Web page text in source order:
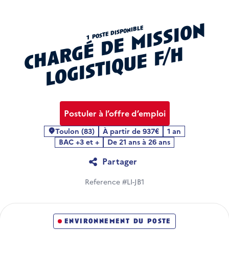
1 poste disponible
c
h
a
r
g
é
d
e
m
i
s
s
i
o
n
l
o
g
i
s
t
i
q
u
e
f
/
h
Postuler à l’offre d’emploi
Localité
Toulon (83) À partir de 937€
1 an
BAC +3 et +
De 21 ans à 26 ans
Partager
Reference #LI-JB1
environnement du poste